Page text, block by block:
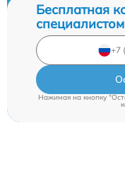
Бесплатная
специалистом
Нажимая на кнопку